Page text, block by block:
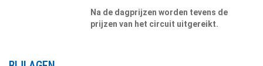
Na de dagprijzen worden tevens de
prijzen van het circuit uitgereikt.